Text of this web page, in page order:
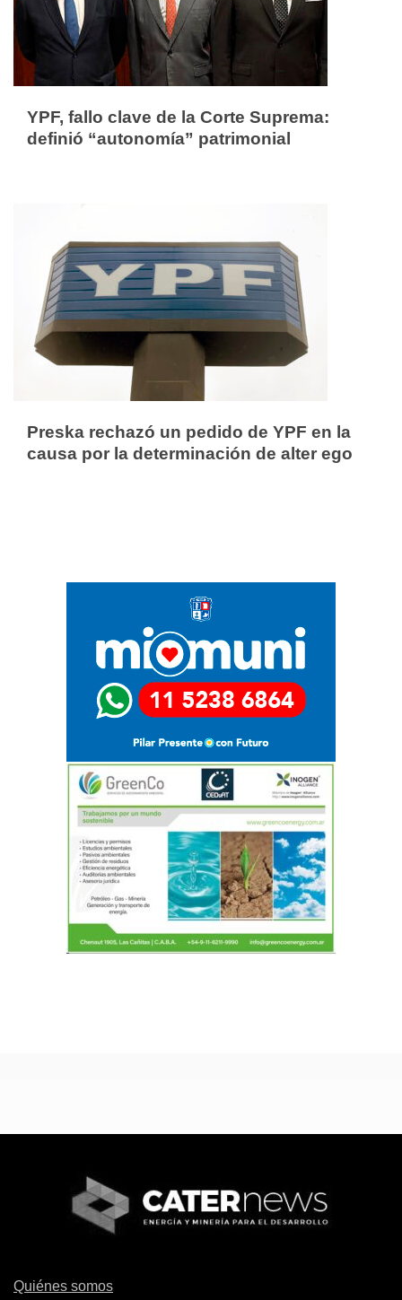
YPF, fallo clave de la Corte Suprema:
definió “autonomía” patrimonial
Preska rechazó un pedido de YPF en la
causa por la determinación de alter ego
Quiénes somos